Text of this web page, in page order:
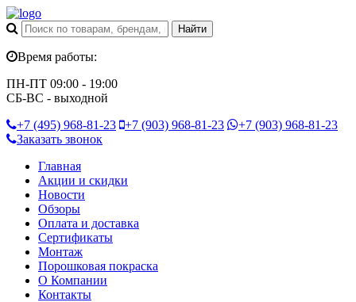
Время работы:
ПН-ПТ 09:00 - 19:00
СБ-ВС - выходной
+7 (495) 968-81-23 +7 (903) 968-81-23 +7 (903) 968-81-23
Заказать звонок
Главная
Акции и скидки
Новости
Обзоры
Оплата и доставка
Сертификаты
Монтаж
Порошковая покраска
О Компании
Контакты